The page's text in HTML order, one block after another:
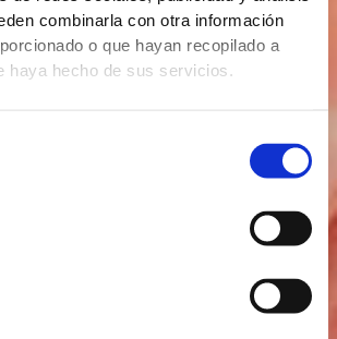
combinarla con otra información
o que hayan recopilado a
haya hecho de sus servicios.